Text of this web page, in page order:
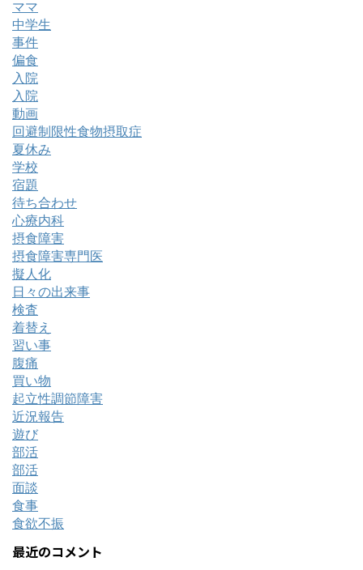
ママ
中学生
事件
偏食
入院
入院
動画
回避制限性食物摂取症
夏休み
学校
宿題
待ち合わせ
心療内科
摂食障害
摂食障害専門医
擬人化
日々の出来事
検査
着替え
習い事
腹痛
買い物
起立性調節障害
近況報告
遊び
部活
部活
面談
食事
食欲不振
最近のコメント